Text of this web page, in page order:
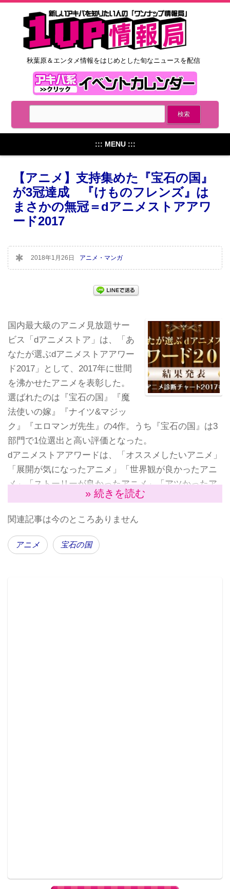
秋葉原＆エンタメ情報をはじめとした旬なニュースを配信
::: MENU :::
【アニメ】支持集めた『宝石の国』
が3冠達成 『けものフレンズ』は
まさかの無冠＝dアニメストアアワ
ード2017
2018年1月26日 アニメ・マンガ
国内最大級のアニメ見放題サー
ビス「dアニメストア」は、「あ
なたが選ぶdアニメストアアワー
ド2017」として、2017年に世間
を沸かせたアニメを表彰した。
選ばれたのは『宝石の国』『魔
法使いの嫁』『ナイツ&マジッ
ク』『エロマンガ先生』の4作。うち『宝石の国』は3
部門で1位選出と高い評価となった。
dアニメストアアワードは、「オススメしたいアニメ」
「展開が気になったアニメ」「世界観が良かったアニ
メ」「ストーリーが良かったアニメ」「アツかったア
ニメ」「キュンキュンしたアニメ」の6部門があり、そ
今回は、約4500人の回答があり、それぞれの部門の
1〜10位が発表された。今回三冠に輝いたアニメ『宝石
の国』は2017年秋アニメとして放送され、女性ファン
7位 血界戦線 & BEYOND
» 続きを読む
関連記事は今のところありません
アニメ 宝石の国